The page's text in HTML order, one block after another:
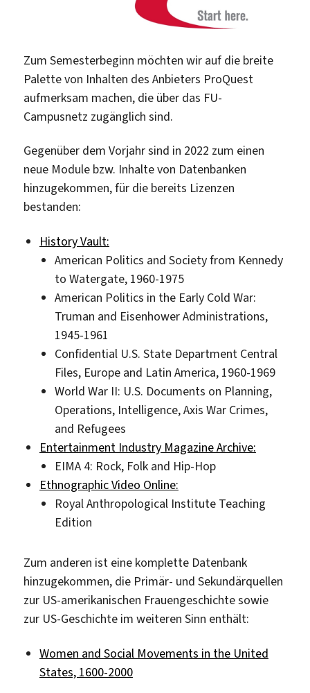
Zum Semesterbeginn möchten wir auf die breite
Palette von Inhalten des Anbieters ProQuest
aufmerksam machen, die über das FU-
Campusnetz zugänglich sind.
Gegenüber dem Vorjahr sind in 2022 zum einen
neue Module bzw. Inhalte von Datenbanken
hinzugekommen, für die bereits Lizenzen
bestanden:
History Vault:
American Politics and Society from Kennedy
to Watergate, 1960-1975
American Politics in the Early Cold War:
Truman and Eisenhower Administrations,
1945-1961
Confidential U.S. State Department Central
Files, Europe and Latin America, 1960-1969
World War II: U.S. Documents on Planning,
Operations, Intelligence, Axis War Crimes,
and Refugees
Entertainment Industry Magazine Archive:
EIMA 4: Rock, Folk and Hip-Hop
Ethnographic Video Online:
Royal Anthropological Institute Teaching
Edition
Zum anderen ist eine komplette Datenbank
hinzugekommen, die Primär- und Sekundärquellen
zur US-amerikanischen Frauengeschichte sowie
zur US-Geschichte im weiteren Sinn enthält:
Women and Social Movements in the United
States, 1600-2000